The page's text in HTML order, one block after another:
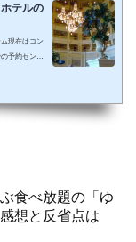
テルの
現在はコン
予約センタ
ックスルー
食べ放題の「ゆ
想と反省点は